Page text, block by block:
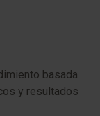
basada
y resultados